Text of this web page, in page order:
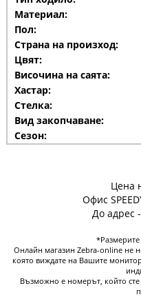
Материал:
Пол:
Страна на произход:
Цвят:
Височина на саята:
Хастар:
Стелка:
Вид закопчаване:
Сезон:
Цена
Офис
До адрес
Онлайн магазин Zebra-online не
която виждате на Вашите
Възможно е номерът, който